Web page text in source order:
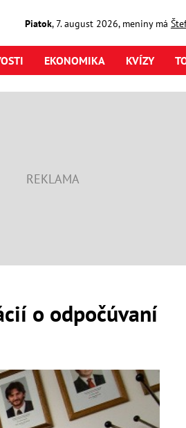
Piatok,7. august2026, meniny má
EKONOMIKA KVÍZY
o odpočúvaní